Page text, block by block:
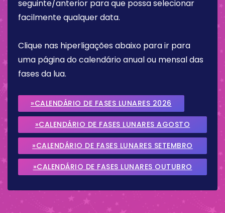
seguinte/anterior para que possa selecionar
facilmente qualquer data.
Clique nas hiperligações abaixo para ir para
uma página do calendário anual ou mensal das
fases da lua.
»CALENDÁRIO DE FASES LUNARES 2026
»CALENDÁRIO DE FASES LUNARES AGOSTO
2026
»CALENDÁRIO DE FASES LUNARES SETEMBRO
2026
»CALENDÁRIO DE FASES LUNARES OUTUBRO